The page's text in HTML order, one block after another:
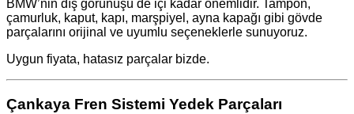
BMW’nin dış görünüşü de içi kadar önemlidir. Tampon,
çamurluk, kaput, kapı, marşpiyel, ayna kapağı gibi gövde
parçalarını orijinal ve uyumlu seçeneklerle sunuyoruz.
Uygun fiyata, hatasız parçalar bizde.
Çankaya Fren Sistemi Yedek Parçaları